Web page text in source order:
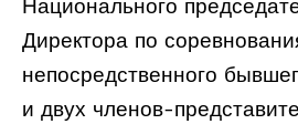
Национального
Директора по
непосредственного
и двух членов-